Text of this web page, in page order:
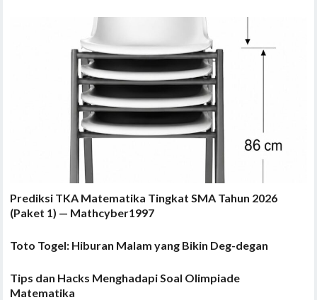
Prediksi TKA Matematika Tingkat SMA Tahun 2026
(Paket 1) — Mathcyber1997
Toto Togel: Hiburan Malam yang Bikin Deg-degan
Tips dan Hacks Menghadapi Soal Olimpiade
Matematika